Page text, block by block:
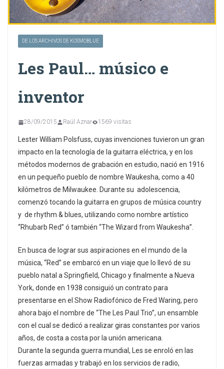
DE LOS ARCHIVOS DE KOSMOBLUE
Les Paul… músico e
inventor
28/09/2015 Raúl Aznar 1569 visitas
Lester William Polsfuss, cuyas invenciones tuvieron un gran
impacto en la tecnología de la guitarra eléctrica, y en los
métodos modernos de grabación en estudio, nació en 1916
en un pequeño pueblo de nombre Waukesha, como a 40
kilómetros de Milwaukee. Durante su adolescencia,
comenzó tocando la guitarra en grupos de música country
y de rhythm & blues, utilizando como nombre artístico
“Rhubarb Red” ó también “The Wizard from Waukesha”.
En busca de lograr sus aspiraciones en el mundo de la
música, “Red” se embarcó en un viaje que lo llevó de su
pueblo natal a Springfield, Chicago y finalmente a Nueva
York, donde en 1938 consiguió un contrato para
presentarse en el Show Radiofónico de Fred Waring, pero
ahora bajo el nombre de “The Les Paul Trio”, un ensamble
con el cual se dedicó a realizar giras constantes por varios
años, de costa a costa por la unión americana.
Durante la segunda guerra mundial, Les se enroló en las
fuerzas armadas y trabajó en los servicios de radio,